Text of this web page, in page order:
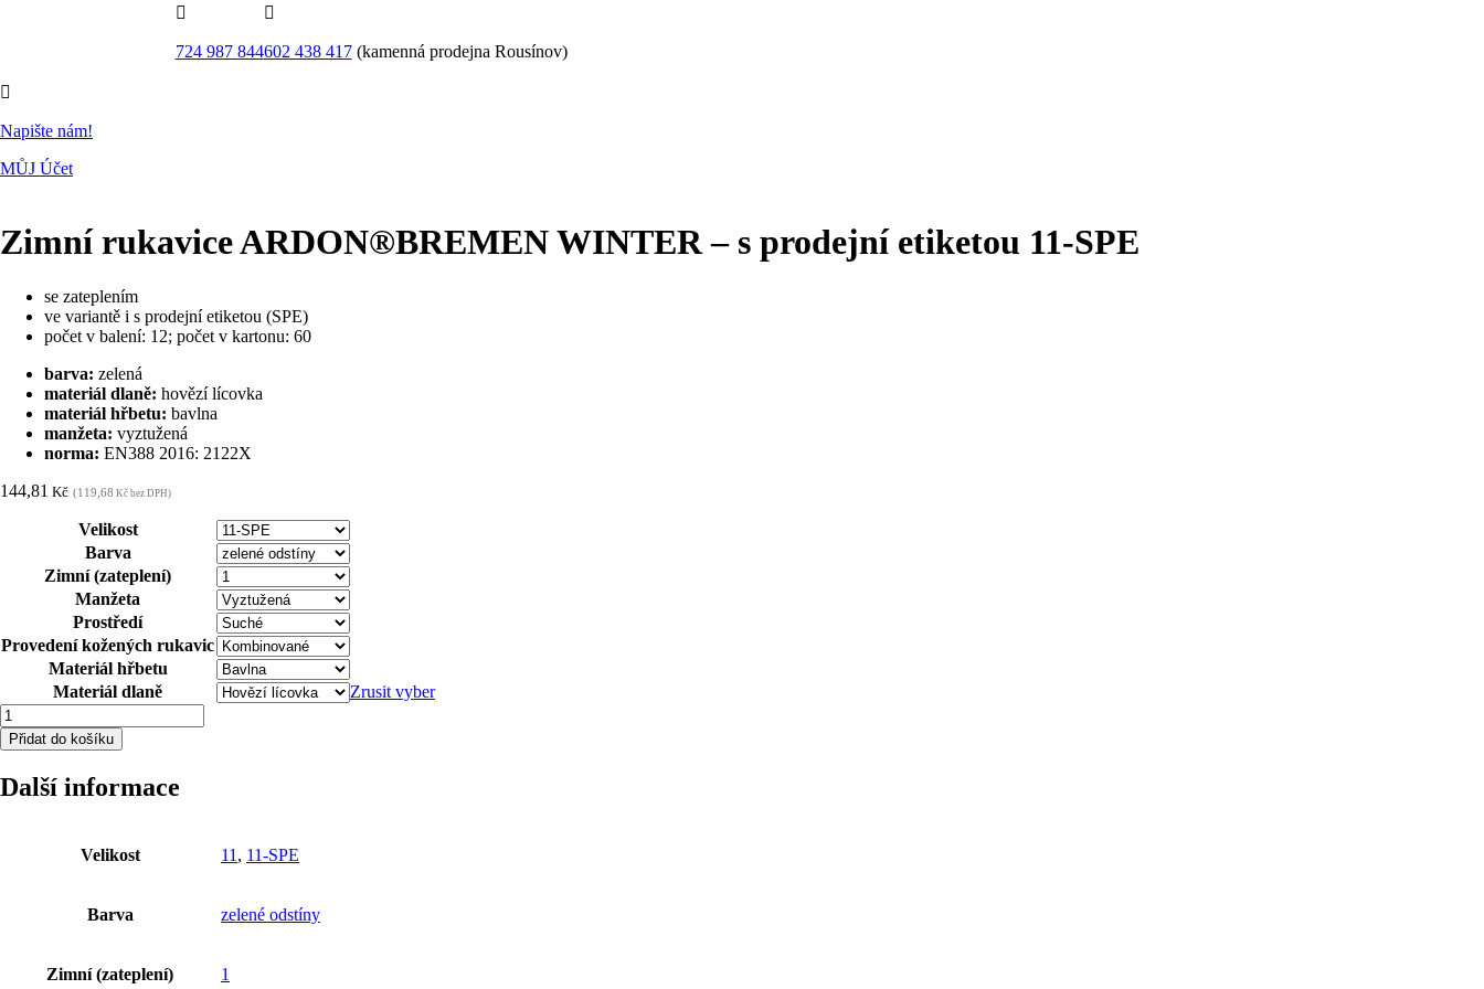

724 987 844

602 438 417(kamenná prodejna Rousínov)

Napište nám!
MŮJ Účet
Zimní rukavice ARDON®BREMEN WINTER – s prodejní etiketou 11-SPE
se zateplením
ve variantě i s prodejní etiketou (SPE)
počet v balení: 12; počet v kartonu: 60
barva: zelená
materiál dlaně: hovězí lícovka
materiál hřbetu: bavlna
manžeta: vyztužená
norma: EN388 2016: 2122X
144,81 Kč (119,68 Kč bez DPH)
Velikost
Barva
Zimní (zateplení)
Manžeta
Prostředí
Provedení kožených rukavic
Materiál hřbetu
Materiál dlaně
Zrusit vyber
Zimní
rukavice
ARDON®BREMEN
-
Přidat do košíku
Další informace
Velikost 11 , 11-SPE
Barva zelené odstíny
Zimní (zateplení) 1